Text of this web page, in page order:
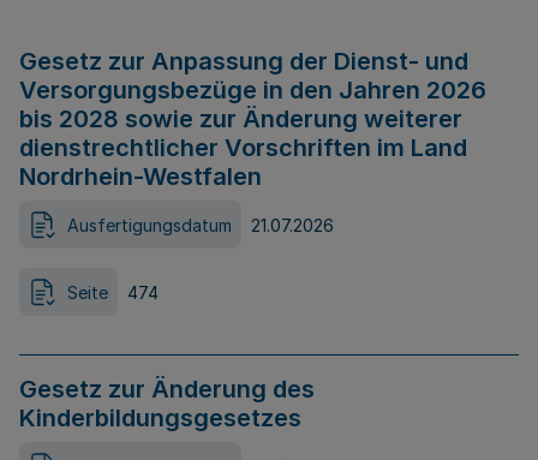
Gesetz zur Anpassung der Dienst- und
Versorgungsbezüge in den Jahren 2026
bis 2028 sowie zur Änderung weiterer
dienstrechtlicher Vorschriften im Land
Nordrhein-Westfalen
Ausfertigungsdatum 21.07.2026
Seite 474
Gesetz zur Änderung des
Kinderbildungsgesetzes